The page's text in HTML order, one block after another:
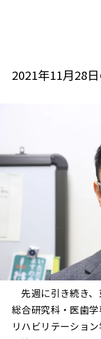
2021年11月28
先週に引き続き、
総合研究科・医歯
リハビリテーショ